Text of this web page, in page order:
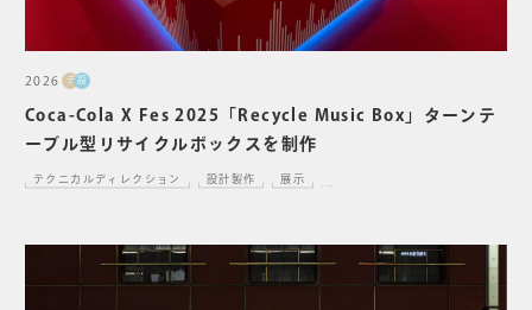
Coca-Cola X Fes 2025「Recycle Music Box」ターンテ
ーブル型リサイクルボックスを制作
2026 デ設
テクニカルディレクション 設計製作 展示